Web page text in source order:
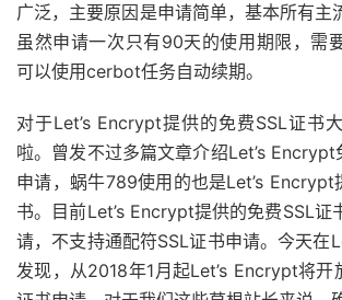
广泛，主要原因是申请简单，基本所有主
虽然申请一次只有90天的使用期限，需
可以使用cerbot任务自动续期。
对于Let’s Encrypt提供的免费SSL证书
啦。曾发不过多篇文章介绍Let’s Encrypt
申请，蜗牛789使用的也是Let’s Encrypt
书。目前Let’s Encrypt提供的免费SSL证
请，不支持通配符SSL证书申请。今天在
发现，从2018年1月起Let’s Encrypt将开